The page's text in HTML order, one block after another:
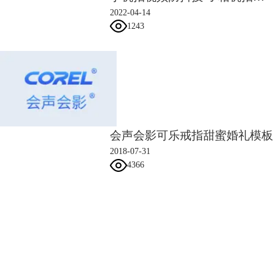
图5：调整马赛克大小
将鼠标放在格子中间，待指针变成十字标志，即可移动格子；拖动格子的
四个角，可缩小放大马赛克的范围。
2022-04-14
1243
会声会影可乐戒指甜蜜婚礼模板
2018-07-31
4366